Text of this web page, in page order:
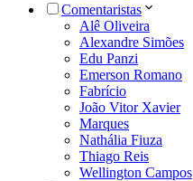
Comentaristas
Alê Oliveira
Alexandre Simões
Edu Panzi
Emerson Romano
Fabrício
João Vitor Xavier
Marques
Nathália Fiuza
Thiago Reis
Wellington Campos